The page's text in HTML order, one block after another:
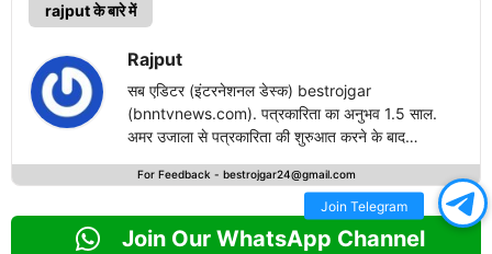
rajput के बारे में
Rajput
सब एडिटर (इंटरनेशनल डेस्क) bestrojgar
(bnntvnews.com). पत्रकारिता का अनुभव 1.5 साल.
अमर उजाला से पत्रकारिता की शुरुआत करने के बाद
एवं अंतरराष्ट्रीय खबरों के लेखन में दिलचस्पी.
For Feedback - bestrojgar24@gmail.com
Join Our WhatsApp Channel
Join Telegram